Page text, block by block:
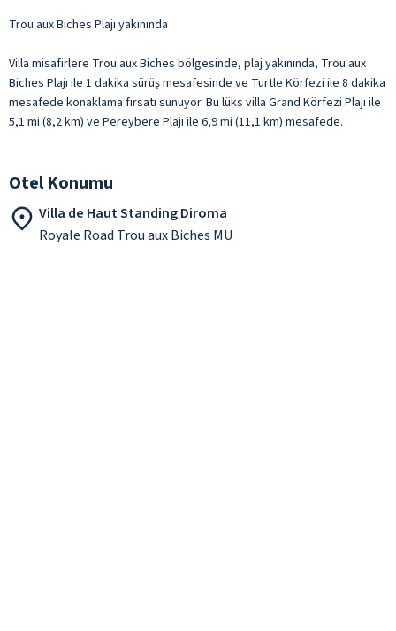
Trou aux Biches Plajı yakınında
Villa misafirlere Trou aux Biches bölgesinde, plaj yakınında, Trou aux
Biches Plajı ile 1 dakika sürüş mesafesinde ve Turtle Körfezi ile 8 dakika
mesafede konaklama fırsatı sunuyor. Bu lüks villa Grand Körfezi Plajı ile
5,1 mi (8,2 km) ve Pereybere Plajı ile 6,9 mi (11,1 km) mesafede.
Otel Konumu
Villa de Haut Standing Diroma
Royale Road Trou aux Biches MU